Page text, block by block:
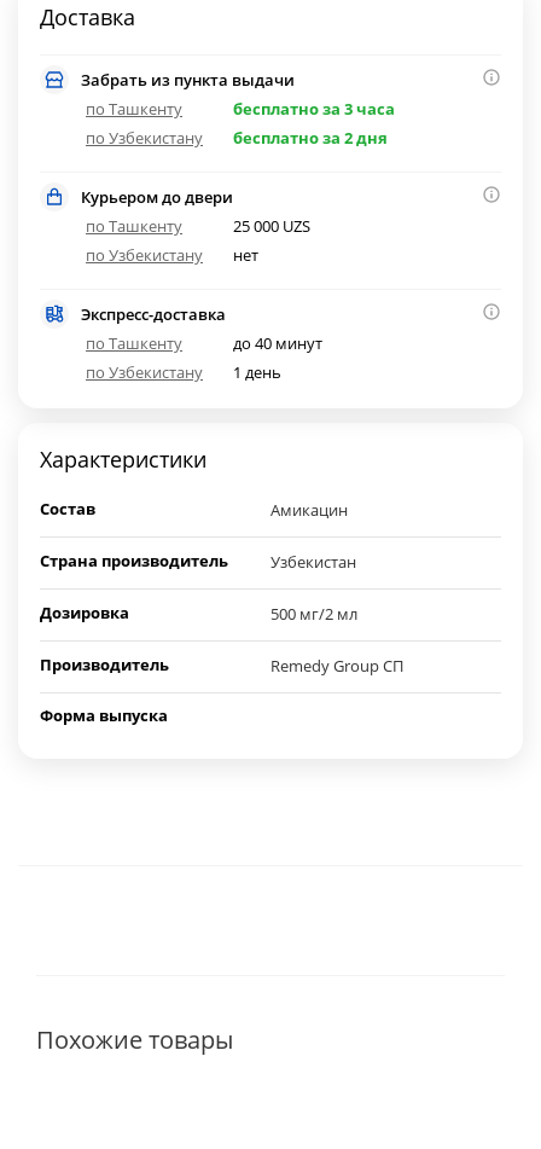
Доставка
Забрать из пункта выдачи
по Ташкенту
бесплатно за 3 часа
по Узбекистану
бесплатно за 2 дня
Курьером до двери
по Ташкенту
25 000 UZS
по Узбекистану
нет
Экспресс-доставка
по Ташкенту
до 40 минут
по Узбекистану
1 день
Характеристики
Состав Амикацин
Страна производитель Узбекистан
Дозировка 500 мг/2 мл
Производитель Remedy Group СП
Форма выпуска
Похожие товары